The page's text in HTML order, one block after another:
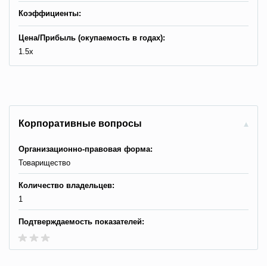
Коэффициенты:
Цена/Прибыль (окупаемость в годах):
1.5x
Корпоративные вопросы
Организационно-правовая форма:
Товарищество
Количество владельцев:
1
Подтверждаемость показателей: